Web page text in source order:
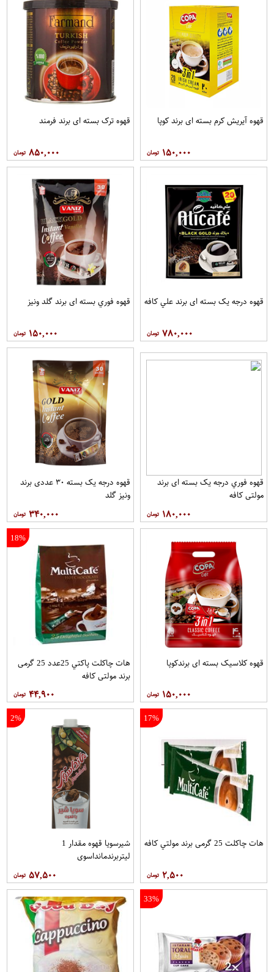
قهوه آيريش کرم بسته ای برند کوپا
۱۵۰,۰۰۰
قهوه ترک بسته ای برند فرمند
۸۵۰,۰۰۰
قهوه درجه یک بسته ای برند علي کافه
۷۸۰,۰۰۰
قهوه فوري بسته ای برند گلد ونيز
۱۵۰,۰۰۰
قهوه فوري درجه یک بسته ای برند
مولتي کافه
۱۸۰,۰۰۰
قهوه درجه یک بسته ۳۰ عددی برند
ونيز گلد
۳۴۰,۰۰۰
قهوه کلاسيک بسته ای برندکوپا
۱۵۰,۰۰۰
18%
هات چاکلت پاکتي 25عدد 25 گرمی
برند مولتي کافه
۴۴,۹۰۰
17%
هات چاکلت 25 گرمی برند مولتي کافه
۲,۵۰۰
2%
شیرسویا قهوه مقدار 1
لیتربرندمانداسوی
۵۷,۵۰۰
33%